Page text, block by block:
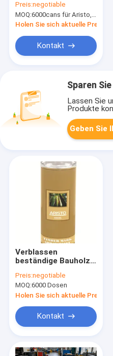
Farbe u. nicht
brennbare Plan-
Markierung heraus
Preis:negotiable
MOQ:6000cans für Aristo, 15000cans für Soem-Marke
Holen Sie sich aktuelle Preis
Kontakt
Sparen
Lassen Sie
Produkte
Geben Sie
Verblassen
beständige Bauholz-
Sprühfarbe für
Holz-/Baum-/Klotz-
Markierungs-
Aerosol-Spray
Preis:negotiable
MOQ:6000 Dosen
Holen Sie sich aktuelle Preis
Kontakt